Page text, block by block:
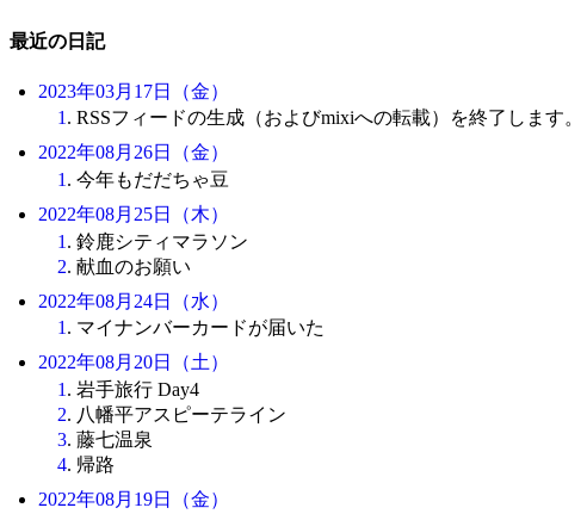
最近の日記
2023年03月17日（金）
1. RSSフィードの生成（およびmixiへの転載）を終了します。
2022年08月26日（金）
1 . 今年もだだちゃ豆
2022年08月25日（木）
1 . 鈴鹿シティマラソン
2. 献血のお願い
2022年08月24日（水）
1 . マイナンバーカードが届いた
2022年08月20日（土）
1 . 岩手旅行 Day4
2. 八幡平アスピーテライン
3. 藤七温泉
4. 帰路
2022年08月19日（金）